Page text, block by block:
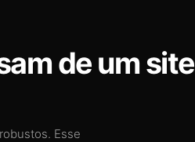
de um site
Esse